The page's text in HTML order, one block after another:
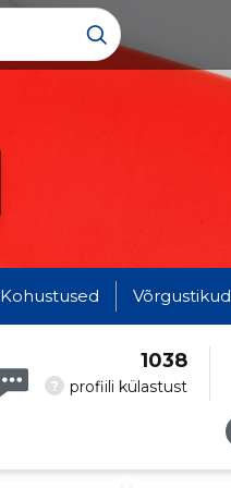
Kohustused Võrgustikud
? profiili külastust
1038